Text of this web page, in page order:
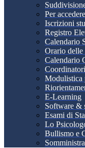
Per
Iscrizioni
Registro
Calendario
Orario
Calendario
Modulistica
E-Learning
Software &
Esami di
Lo
Bullismo e